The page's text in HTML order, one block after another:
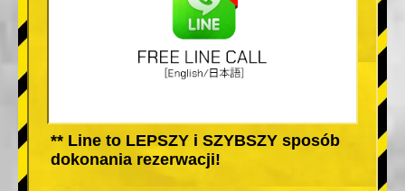
** Line to LEPSZY i SZYBSZY sposób
dokonania rezerwacji!